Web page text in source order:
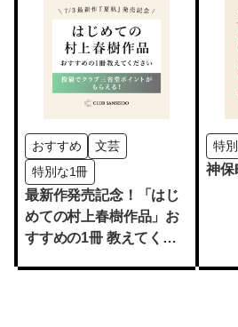
おすすめ
文芸
特別な1冊
最新作発売記念！「はじ
めての村上春樹作品」お
すすめの1冊 教えてくだ
特
神保